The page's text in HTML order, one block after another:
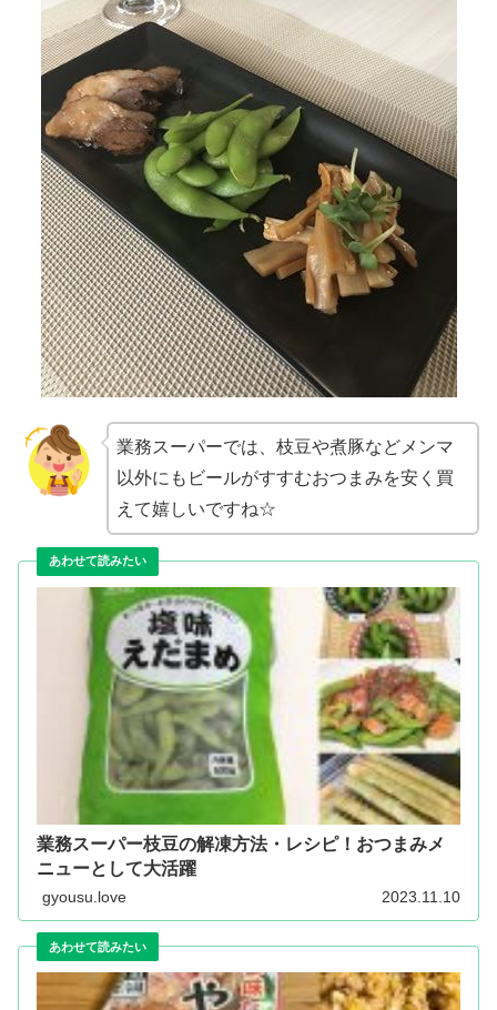
業務スーパーでは、枝豆や煮豚などメンマ
以外にもビールがすすむおつまみを安く買
えて嬉しいですね☆
業務スーパー枝豆の解凍方法・レシピ！おつまみメ
ニューとして大活躍
gyousu.love 2023.11.10